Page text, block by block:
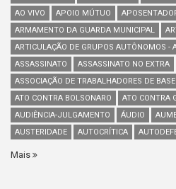
AO VIVO
APOIO MÚTUO
ARMAMENTO DA GUARDA MUNICIPAL
ARTICULAÇÃO DE GRUPOS AUTÔNOMOS -
ASSASSINATO
ASSASSINATO NO EXTRA
ASSOCIAÇÃO DE TRABALHADORES DE
ATO CONTRA BOLSONARO
ATO CONTRA
AUDIÊNCIA-JULGAMENTO
ÁUDIO
AUSTERIDADE
AUTOCRÍTICA
Mais